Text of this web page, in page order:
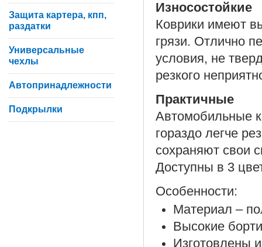
Износостойкие
Коврики имеют
грязи. Отлично
условия, не
резкого
Практичные
Автомобильные
гораздо легче
сохраняют свои
Доступны в 3
Особенности:
Материал –
Высокие
Изготовлены
Защита картера, кпп,
раздатки
Универсальные
чехлы
Автопринадлежности
Подкрылки